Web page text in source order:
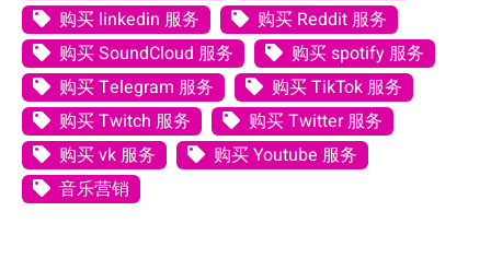
购买 linkedin 服务
购买 Reddit 服务
购买 SoundCloud 服务
购买 spotify 服务
购买 Telegram 服务
购买 TikTok 服务
购买 Twitch 服务
购买 Twitter 服务
购买 vk 服务
购买 Youtube 服务
音乐营销